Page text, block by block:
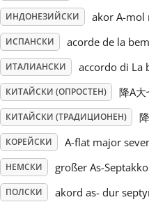
Русский
Svenska
Tiếng Việt
Türkçe
ИНДОНЕЗИЙСКИ akor A-mol
ИСПАНСКИ acorde de la
ИТАЛИАНСКИ accordo di La
КИТАЙСКИ (ОПРОСТЕН) 降A
КИТАЙСКИ (ТРАДИЦИОНЕН)
КОРЕЙСКИ A-flat major
НЕМСКИ großer As-
ПОЛСКИ akord as- dur